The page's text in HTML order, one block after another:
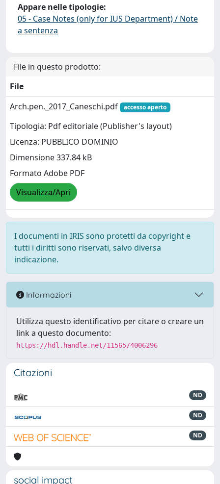
Appare nelle tipologie:
05 - Case Notes (only for IUS Department) / Note
a sentenza
File in questo prodotto:
File
Arch.pen._2017_Caneschi.pdf
accesso aperto
Tipologia: Pdf editoriale (Publisher's layout)
Licenza: PUBBLICO DOMINIO
Dimensione 337.84 kB
Formato Adobe PDF
Visualizza/Apri
I documenti in IRIS sono protetti da copyright e
tutti i diritti sono riservati, salvo diversa
indicazione.
Informazioni
Utilizza questo identificativo per citare o creare un
link a questo documento:
https://hdl.handle.net/11565/4006296
Citazioni
ND
ND
ND
social impact